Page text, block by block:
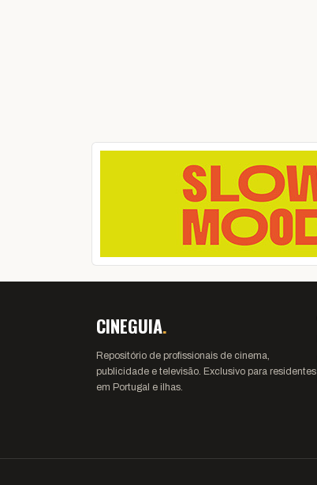
CINEGUIA.
Repositório de profissionais de cinema,
publicidade e televisão. Exclusivo para residentes
em Portugal e ilhas.